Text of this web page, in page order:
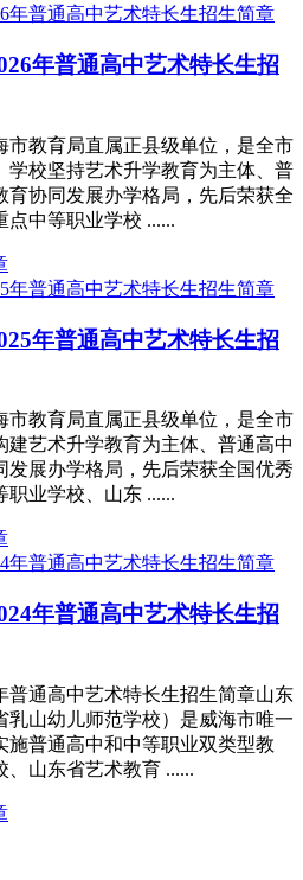
年普通高中艺术特长生招
市教育局直属正县级单位，是全市
学校坚持艺术升学教育为主体、普
育协同发展办学格局，先后荣获全
点中等职业学校 ......
年普通高中艺术特长生招
市教育局直属正县级单位，是全市
建艺术升学教育为主体、普通高中
发展办学格局，先后荣获全国优秀
职业学校、山东 ......
年普通高中艺术特长生招
普通高中艺术特长生招生简章山东
乳山幼儿师范学校）是威海市唯一
施普通高中和中等职业双类型教
山东省艺术教育 ......